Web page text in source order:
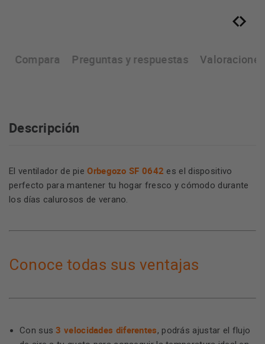
Compara Preguntas y respuestas Valoraciones
Descripción
El ventilador de pieOrbegozo SF 0642 es el dispositivo
perfecto para mantener tu hogar fresco y cómodo durante
los días calurosos de verano.
Conoce todas sus ventajas
Con sus3 velocidades diferentes, podrás ajustar el flujo